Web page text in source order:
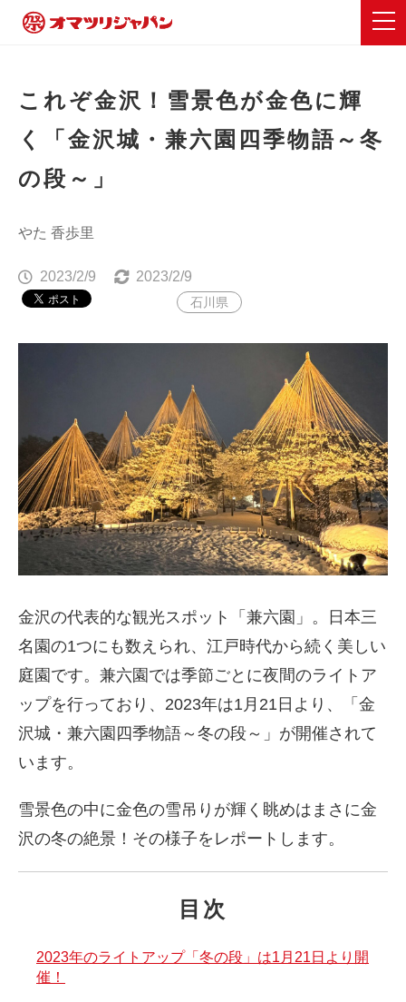
これぞ金沢！雪景色が金色に輝
く「金沢城・兼六園四季物語～冬
の段～」
やた 香歩里
2023/2/9 2023/2/9
石川県
金沢の代表的な観光スポット「兼六園」。日本三
名園の1つにも数えられ、江戸時代から続く美しい
庭園です。兼六園では季節ごとに夜間のライトア
ップを行っており、2023年は1月21日より、「金
沢城・兼六園四季物語～冬の段～」が開催されて
います。
雪景色の中に金色の雪吊りが輝く眺めはまさに金
沢の冬の絶景！その様子をレポートします。
目次
2023年のライトアップ「冬の段」は1月21日より開
催！